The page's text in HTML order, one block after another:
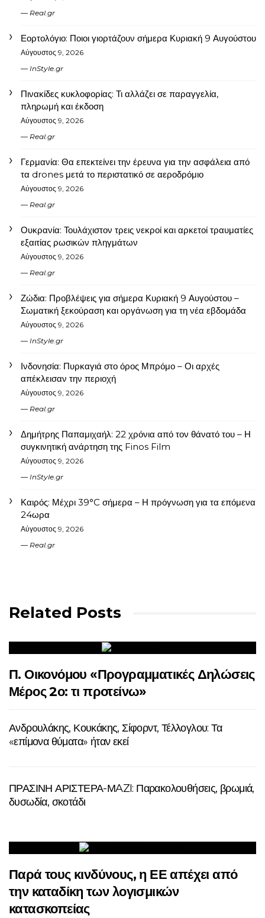
Real.gr
Εορτολόγιο: Ποιοι γιορτάζουν σήμερα Κυριακή 9 Αυγούστου
Αύγουστος 9, 2026
InStyle.gr
Πινακίδες κυκλοφορίας: Τι αλλάζει σε παραγγελία,
πληρωμή και έκδοση
Αύγουστος 9, 2026
Real.gr
Γερμανία: Θα επεκτείνει την έρευνα για την ασφάλεια από
τα drones μετά το περιστατικό σε αεροδρόμιο
Αύγουστος 9, 2026
Real.gr
Ουκρανία: Τουλάχιστον τρεις νεκροί και αρκετοί τραυματίες
εξαιτίας ρωσικών πληγμάτων
Αύγουστος 9, 2026
Real.gr
Ζώδια: Προβλέψεις για σήμερα Κυριακή 9 Αυγούστου –
Σωματική ξεκούραση και οργάνωση για τη νέα εβδομάδα
Αύγουστος 9, 2026
InStyle.gr
Ινδονησία: Πυρκαγιά στο όρος Μπρόμο – Οι αρχές
απέκλεισαν την περιοχή
Αύγουστος 9, 2026
Real.gr
Δημήτρης Παπαμιχαήλ: 22 χρόνια από τον θάνατό του – Η
συγκινητική ανάρτηση της Finos Film
Αύγουστος 9, 2026
InStyle.gr
Καιρός: Μέχρι 39°C σήμερα – Η πρόγνωση για τα επόμενα
24ωρα
Αύγουστος 9, 2026
Real.gr
Related Posts
Π. Οικονόμου «Προγραμματικές Δηλώσεις
Μέρος 2ο: τι προτείνω»
Ανδρουλάκης, Κουκάκης, Σίφορντ, Τέλλογλου: Τα
«επίμονα θύματα» ήταν εκεί
ΠΡΑΣΙΝΗ ΑΡΙΣΤΕΡΑ-ΜAZI: Παρακολουθήσεις, βρωμιά,
δυσωδία, σκοτάδι
Παρά τους κινδύνους, η ΕΕ απέχει από
την καταδίκη των λογισμικών
κατασκοπείας